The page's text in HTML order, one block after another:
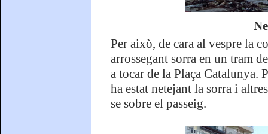
Per això, de cara al vespre la
arrossegant sorra en un tram
a tocar de la Plaça Catalunya.
ha estat netejant la sorra i
se sobre el passeig.